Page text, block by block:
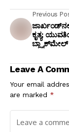
Previous
ಕೃತ್ಯ;
ಮನ್ಸೂರ್
Leave A
Your email
are marked *